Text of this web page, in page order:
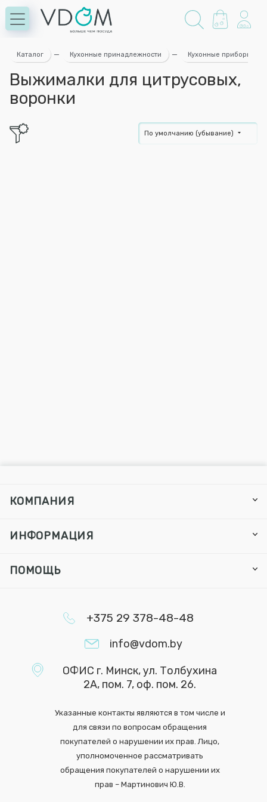
Каталог — Кухонные принадлежности — Кухонные приборы
Выжималки для цитрусовых,
воронки
По умолчанию (убывание)
КОМПАНИЯ
ИНФОРМАЦИЯ
ПОМОЩЬ
+375 29 378-48-48
info@vdom.by
ОФИС г. Минск, ул. Толбухина
2А, пом. 7, оф. пом. 26.
Указанные контакты являются в том числе и
для связи по вопросам обращения
покупателей о нарушении их прав. Лицо,
уполномоченное рассматривать
обращения покупателей о нарушении их
прав – Мартинович Ю.В.